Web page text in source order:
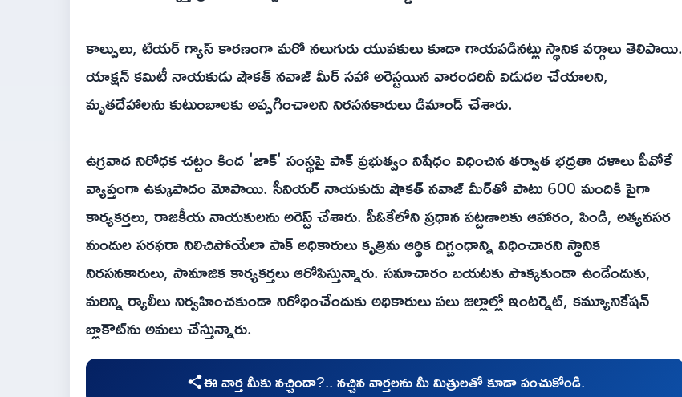
కాల్పులు, టియర్ గ్యాస్ కారణంగా మరో నలుగురు యువకులు కూడా గాయపడినట్లు స్థానిక వర్గాలు తెలిపాయి.
యాక్షన్ కమిటీ నాయకుడు షౌకత్ నవాజ్ మీర్ సహా అరెస్టయిన వారందరినీ విడుదల చేయాలని,
మృతదేహాలను కుటుంబాలకు అప్పగించాలని నిరసనకారులు డిమాండ్ చేశారు.
ఉగ్రవాద నిరోధక చట్టం కింద 'జాక్' సంస్థపై పాక్ ప్రభుత్వం నిషేధం విధించిన తర్వాత భద్రతా దళాలు పీవోకే
వ్యాప్తంగా ఉక్కుపాదం మోపాయి. సీనియర్ నాయకుడు షౌకత్ నవాజ్ మీర్‌తో పాటు 600 మందికి పైగా
కార్యకర్తలు, రాజకీయ నాయకులను అరెస్ట్ చేశారు. పీఓకేలోని ప్రధాన పట్టణాలకు ఆహారం, పిండి, అత్యవసర
మందుల సరఫరా నిలిచిపోయేలా పాక్ అధికారులు కృత్రిమ ఆర్థిక దిగ్బంధాన్ని విధించారని స్థానిక
నిరసనకారులు, సామాజిక కార్యకర్తలు ఆరోపిస్తున్నారు. సమాచారం బయటకు పొక్కకుండా ఉండేందుకు,
మరిన్ని ర్యాలీలు నిర్వహించకుండా నిరోధించేందుకు అధికారులు పలు జిల్లాల్లో ఇంటర్నెట్, కమ్యూనికేషన్
బ్లాకౌట్‌ను అమలు చేస్తున్నారు.
ఈ వార్త మీకు నచ్చిందా?.. నచ్చిన వార్తలను మీ మిత్రులతో కూడా పంచుకోండి.